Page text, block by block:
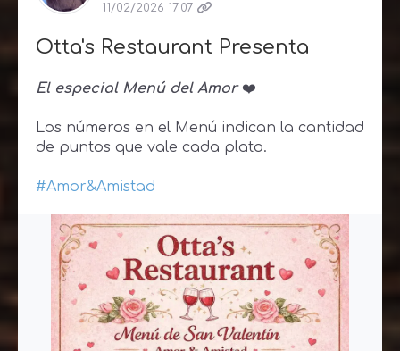
11/02/2026 17:07
Otta's Restaurant Presenta
El especial Menú del Amor❤️
Los números en el Menú indican la cantidad
de puntos que vale cada plato.
#Amor&Amistad